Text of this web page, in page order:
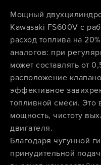
Мощный
Kawasaki FS600V с
расход топлива на
аналогов: при
может составлять от
расположение
эффективное
топливной смеси. Это
мощность, чистоту
двигателя.
Благодаря чугунной
принудительной